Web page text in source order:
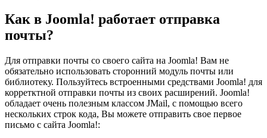
Как в Joomla! работает отправка
почты?
Для отправки почты со своего сайта на Joomla! Вам не
обязательно использовать сторонний модуль почты или
библиотеку. Пользуйтесь встроенными средствами Joomla! для
корретктной отправки почты из своих расширений. Joomla!
обладает очень полезным классом JMail, с помощью всего
нескольких строк кода, Вы можете отправить свое первое
письмо с сайта Joomla!: